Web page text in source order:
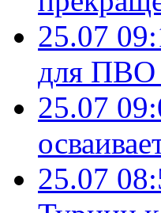
25.07
для ПВО
25.07
25.07